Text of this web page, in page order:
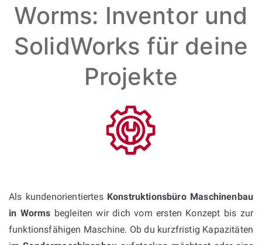
Worms: Inventor und
SolidWorks für deine
Projekte
Als kundenorientiertes Konstruktionsbüro Maschinenbau
in Worms begleiten wir dich vom ersten Konzept bis zur
funktionsfähigen Maschine. Ob du kurzfristig Kapazitäten